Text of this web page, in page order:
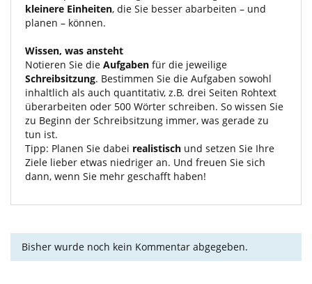
kleinere Einheiten, die Sie besser abarbeiten – und
planen – können.
Wissen, was ansteht
Notieren Sie die Aufgaben für die jeweilige
Schreibsitzung. Bestimmen Sie die Aufgaben sowohl
inhaltlich als auch quantitativ, z.B. drei Seiten Rohtext
überarbeiten oder 500 Wörter schreiben. So wissen Sie
zu Beginn der Schreibsitzung immer, was gerade zu
tun ist.
Tipp: Planen Sie dabei realistisch und setzen Sie Ihre
Ziele lieber etwas niedriger an. Und freuen Sie sich
dann, wenn Sie mehr geschafft haben!
Bisher wurde noch kein Kommentar abgegeben.